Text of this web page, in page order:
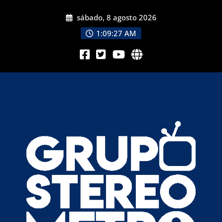
sábado, 8 agosto 2026
1:09:28 AM